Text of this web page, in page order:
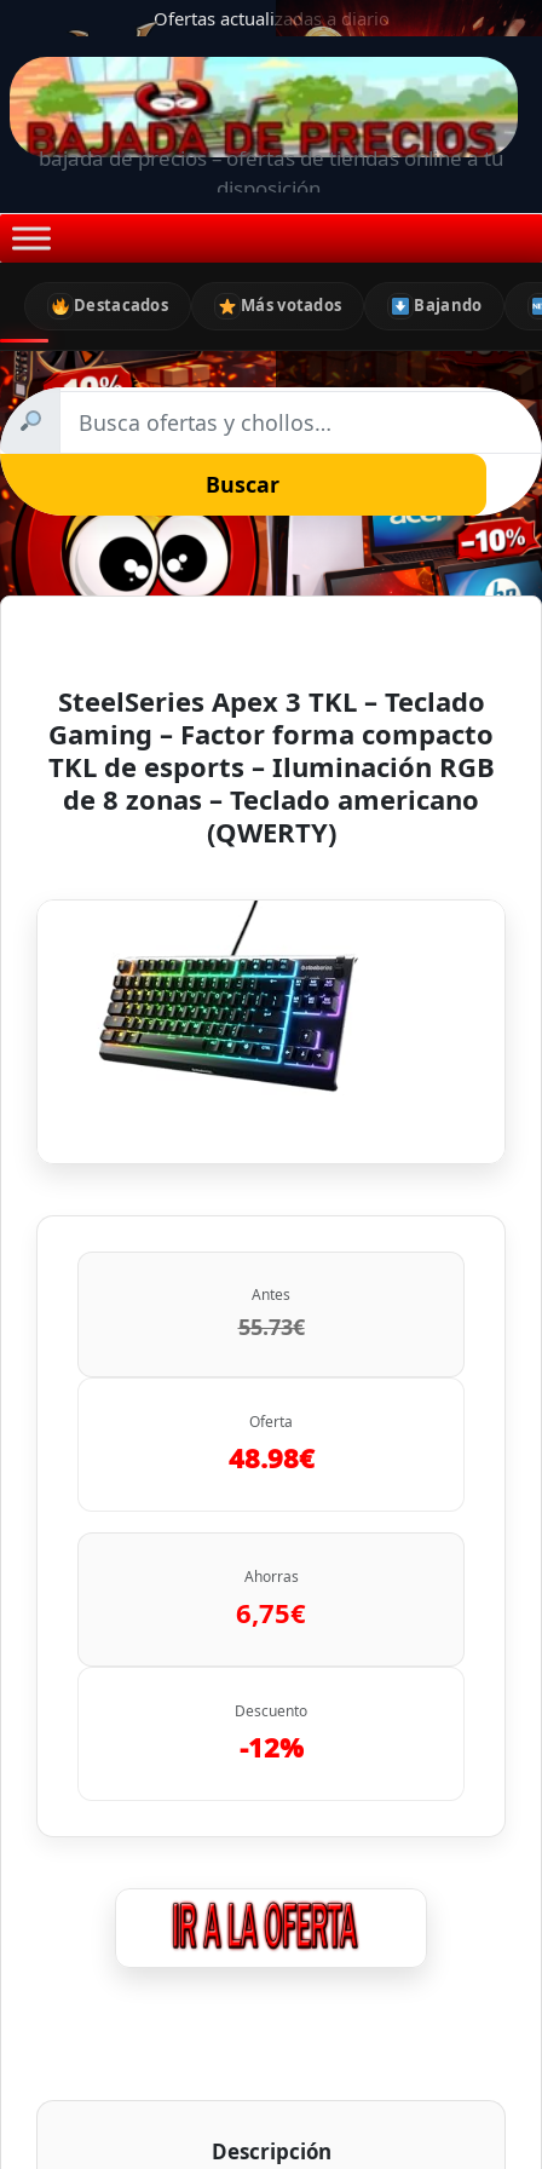
Ofertas actualizadas a diario
bajada de precios – ofertas de tiendas online a tu
disposición.
Destacados Más votados Bajando
Buscar
SteelSeries Apex 3 TKL – Teclado
Gaming – Factor forma compacto
TKL de esports – Iluminación RGB
de 8 zonas – Teclado americano
(QWERTY)
Antes
55.73€
Oferta
48.98€
Ahorras
6,75€
Descuento
-12%
Descripción